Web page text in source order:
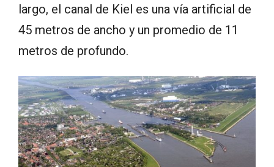
largo, el canal de Kiel es una vía artificial de
45 metros de ancho y un promedio de 11
metros de profundo.